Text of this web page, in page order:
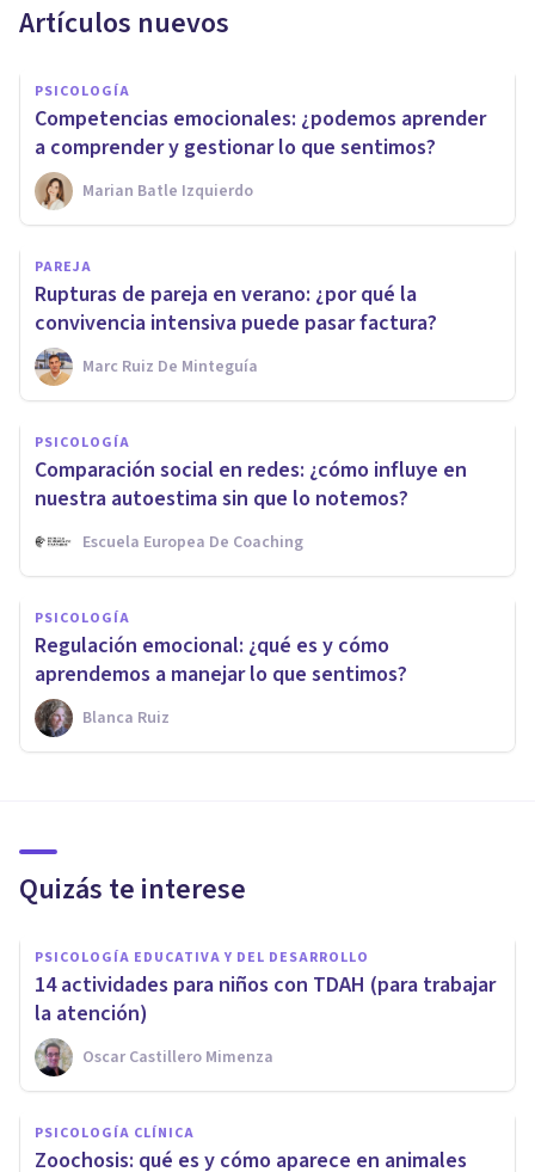
Artículos nuevos
PSICOLOGÍA
Competencias emocionales: ¿podemos aprender
a comprender y gestionar lo que sentimos?
Marian Batle Izquierdo
PAREJA
Rupturas de pareja en verano: ¿por qué la
convivencia intensiva puede pasar factura?
Marc Ruiz De Minteguía
PSICOLOGÍA
Comparación social en redes: ¿cómo influye en
nuestra autoestima sin que lo notemos?
Escuela Europea De Coaching
PSICOLOGÍA
Regulación emocional: ¿qué es y cómo
aprendemos a manejar lo que sentimos?
Blanca Ruiz
Quizás te interese
PSICOLOGÍA EDUCATIVA Y DEL DESARROLLO
14 actividades para niños con TDAH (para trabajar
la atención)
Oscar Castillero Mimenza
PSICOLOGÍA CLÍNICA
Zoochosis: qué es y cómo aparece en animales